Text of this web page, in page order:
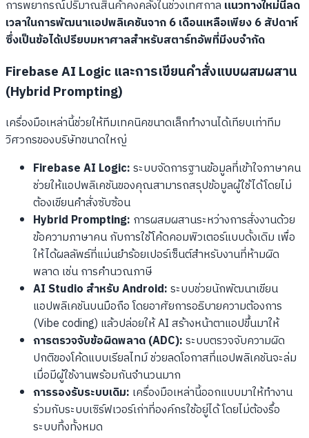
การพยากรณ์ปริมาณสินค้าคงคลังในช่วงเทศกาล แนวทางใหม่นี้ลด
เวลาในการพัฒนาแอปพลิเคชันจาก 6 เดือนเหลือเพียง 6 สัปดาห์
ซึ่งเป็นข้อได้เปรียบมหาศาลสำหรับสตาร์ทอัพที่มีงบจำกัด
Firebase AI Logic และการเขียนคำสั่งแบบผสมผสาน
(Hybrid Prompting)
เครื่องมือเหล่านี้ช่วยให้ทีมเทคนิคขนาดเล็กทำงานได้เทียบเท่าทีม
วิศวกรของบริษัทขนาดใหญ่
Firebase AI Logic:ระบบจัดการฐานข้อมูลที่เข้าใจภาษาคน
ช่วยให้แอปพลิเคชันของคุณสามารถสรุปข้อมูลผู้ใช้ได้โดยไม่
ต้องเขียนคำสั่งซับซ้อน
Hybrid Prompting: การผสมผสานระหว่างการสั่งงานด้วย
ข้อความภาษาคน กับการใช้โค้ดคอมพิวเตอร์แบบดั้งเดิม เพื่อ
ให้ได้ผลลัพธ์ที่แม่นยำร้อยเปอร์เซ็นต์สำหรับงานที่ห้ามผิด
พลาด เช่น การคำนวณภาษี
AI Studio สำหรับ Android:ระบบช่วยนักพัฒนาเขียน
แอปพลิเคชันบนมือถือ โดยอาศัยการอธิบายความต้องการ
(Vibe coding) แล้วปล่อยให้ AI สร้างหน้าตาแอปขึ้นมาให้
การตรวจจับข้อผิดพลาด (ADC):ระบบตรวจจับความผิด
ปกติของโค้ดแบบเรียลไทม์ ช่วยลดโอกาสที่แอปพลิเคชันจะล่ม
เมื่อมีผู้ใช้งานพร้อมกันจำนวนมาก
การรองรับระบบเดิม: เครื่องมือเหล่านี้ออกแบบมาให้ทำงาน
ร่วมกับระบบเซิร์ฟเวอร์เก่าที่องค์กรใช้อยู่ได้ โดยไม่ต้องรื้อ
ระบบทิ้งทั้งหมด